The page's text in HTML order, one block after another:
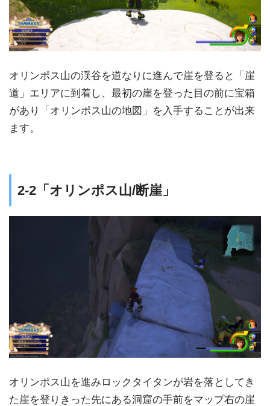
オリンポス山の渓谷を道なりに進んで崖を登ると「崖
道」エリアに到着し、最初の崖を登った目の前に宝箱
があり「オリンポス山の地図」を入手することが出来
ます。
2-2「オリンポス山/断崖」
オリンポス山を進みロックタイタンが岩を落としてき
た崖を登りきった先にある洞窟の手前をマップ右の崖